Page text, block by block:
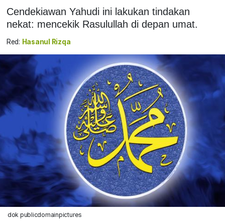
Cendekiawan Yahudi ini lakukan tindakan
nekat: mencekik Rasulullah di depan umat.
Red: Hasanul Rizqa
dok publicdomainpictures